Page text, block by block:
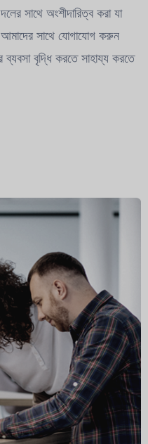
সাথে অংশীদারিত্ব করা যা
সাথে যোগাযোগ করুন
বৃদ্ধি করতে সাহায্য করতে